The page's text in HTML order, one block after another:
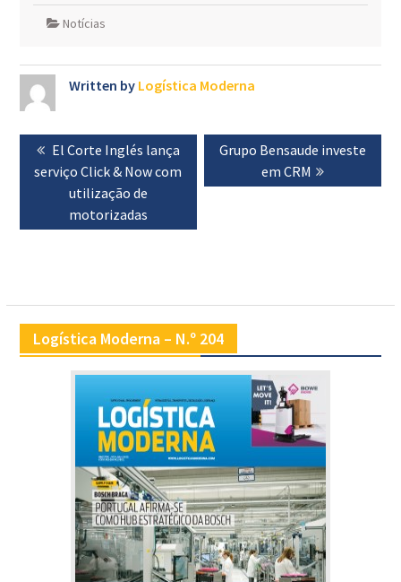
Notícias
Written by Logística Moderna
Navegação
de
artigos
Previous
post:
El Corte Inglés lança
serviço Click & Now com
utilização de
motorizadas
Next
Grupo Bensaude investe
em CRM
Logística Moderna – N.º 204